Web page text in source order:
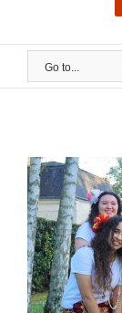
Go to...
View
Larger
Image